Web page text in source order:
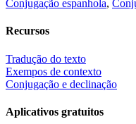
Conjugação espanhola,
Recursos
Tradução do texto
Exempos de contexto
Conjugação e declinação
Aplicativos gratuitos